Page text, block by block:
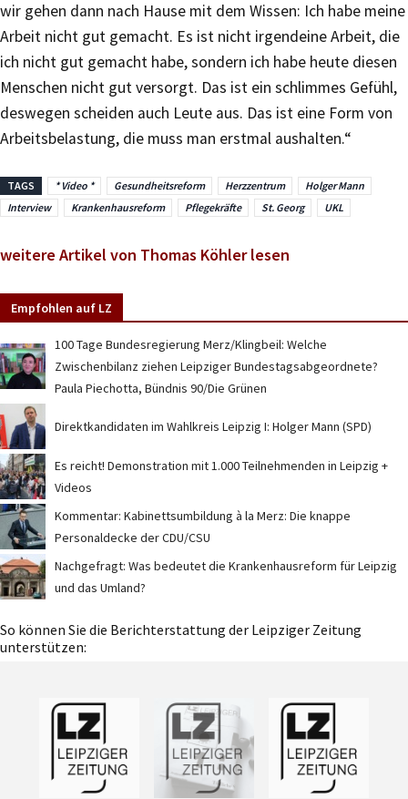
wir gehen dann nach Hause mit dem Wissen: Ich habe meine
Arbeit nicht gut gemacht. Es ist nicht irgendeine Arbeit, die
ich nicht gut gemacht habe, sondern ich habe heute diesen
Menschen nicht gut versorgt. Das ist ein schlimmes Gefühl,
deswegen scheiden auch Leute aus. Das ist eine Form von
Arbeitsbelastung, die muss man erstmal aushalten.“
TAGS * Video * Gesundheitsreform Herzzentrum
Holger Mann
Interview
Krankenhausreform Pflegekräfte St. Georg UKL
weitere Artikel von Thomas Köhler lesen
Empfohlen auf LZ
100 Tage Bundesregierung Merz/Klingbeil: Welche
Zwischenbilanz ziehen Leipziger Bundestagsabgeordnete?
Paula Piechotta, Bündnis 90/Die Grünen
Direktkandidaten im Wahlkreis Leipzig I: Holger Mann (SPD)
Es reicht! Demonstration mit 1.000 Teilnehmenden in Leipzig +
Videos
Kommentar: Kabinettsumbildung à la Merz: Die knappe
Personaldecke der CDU/CSU
Nachgefragt: Was bedeutet die Krankenhausreform für Leipzig
und das Umland?
So können Sie die Berichterstattung der Leipziger Zeitung
unterstützen: